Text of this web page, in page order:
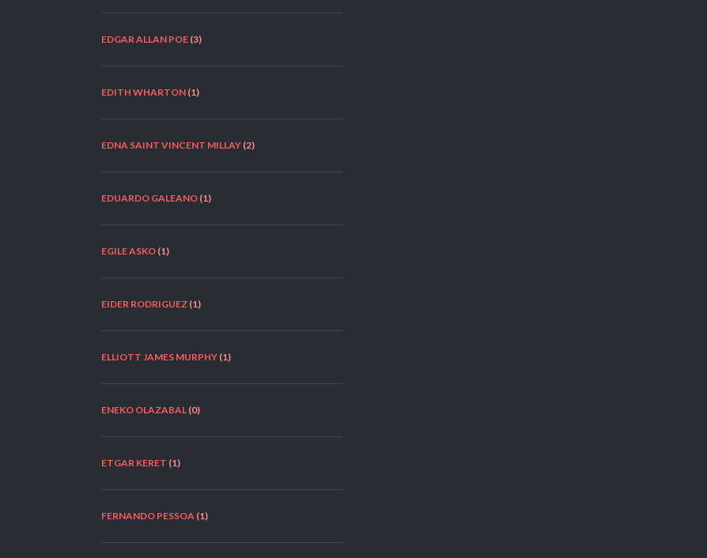
EDGAR ALLAN POE (3)
EDITH WHARTON (1)
EDNA SAINT VINCENT MILLAY (2)
EDUARDO GALEANO (1)
EGILE ASKO (1)
EIDER RODRIGUEZ (1)
ELLIOTT JAMES MURPHY (1)
ENEKO OLAZABAL (0)
ETGAR KERET (1)
FERNANDO PESSOA (1)